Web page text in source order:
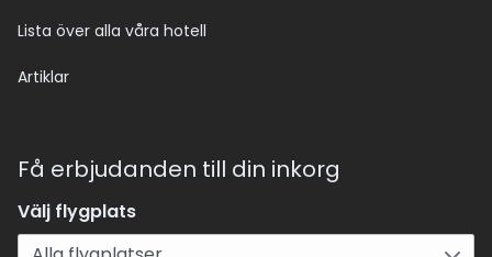
Lista över alla våra hotell
Artiklar
Få erbjudanden till din inkorg
Välj flygplats